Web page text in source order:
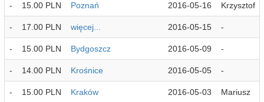
- 15.00 PLN Poznań 2016-05-16 Krzysztof
- 17.00 PLN więcej... 2016-05-15 -
- 15.00 PLN Bydgoszcz 2016-05-09 -
- 14.00 PLN Krośnice 2016-05-05 -
- 15.00 PLN Kraków 2016-05-03 Mariusz